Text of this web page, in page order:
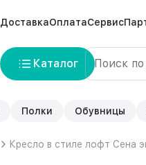
ДоставкаОплатаСервис
Каталог
Полки Обувницы
Кресло в стиле лофт Сена